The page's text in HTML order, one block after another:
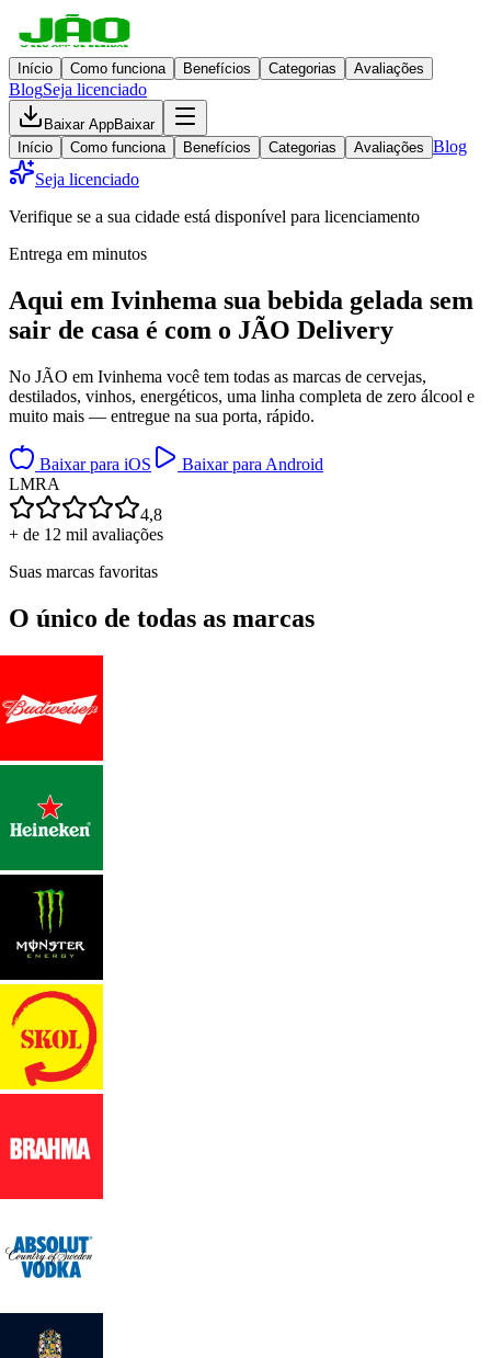
Início Como funciona Benefícios Categorias Avaliações
BlogSeja licenciado
Baixar AppBaixar
Início
Como funciona Benefícios Categorias Avaliações Blog
Seja licenciado
Verifique se a sua cidade está disponível para licenciamento
Entrega em minutos
Aqui em Ivinhema sua bebida gelada sem
sair de casa é com o JÃO Delivery
No JÃO em Ivinhema você tem todas as marcas de cervejas,
destilados, vinhos, energéticos, uma linha completa de zero álcool e
muito mais — entregue na sua porta, rápido.
Baixar para iOS
Baixar para Android
LMRA
4,8
+ de 12 mil avaliações
Suas marcas favoritas
O único de todas as marcas